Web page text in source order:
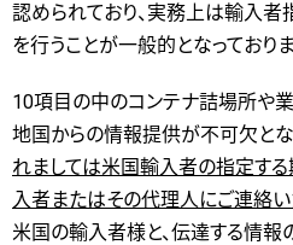
認められており、実務上は輸入
を行うことが一般的となっておりま
10項目の中のコンテナ詰場所や
地国からの情報提供が不可欠とな
れましては米国輸入者の指定す
入者またはその代理人にご連絡い
米国の輸入者様と、伝達する情